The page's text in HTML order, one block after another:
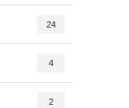
24
4
2